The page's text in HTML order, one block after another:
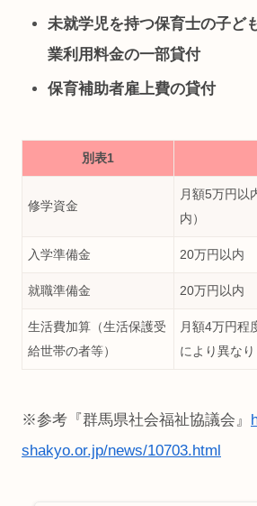
未就学児を持つ保育士の子ど
業利用料金の一部貸付
保育補助者雇上費の貸付
別表1
修学資金
月額5万円以
内）
入学準備金 20万円以内
就職準備金 20万円以内
生活費加算（生活保護受
給世帯の者等）
月額4万円程
により異なり
※参考『群馬県社会福祉協議会』
shakyo.or.jp/news/10703.html